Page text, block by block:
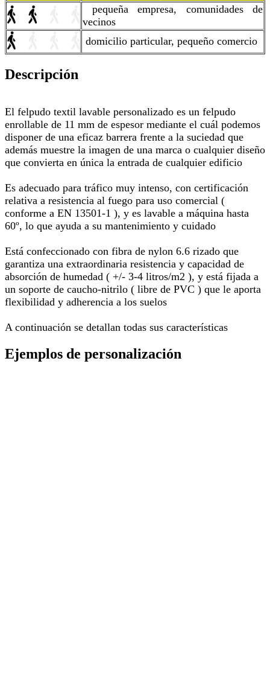
pequeña empresa, comunidades de
vecinos
domicilio particular, pequeño comercio
Descripción
El felpudo textil lavable personalizado es un felpudo
enrollable de 11 mm de espesor mediante el cuál podemos
disponer de una eficaz barrera frente a la suciedad que
además muestre la imagen de una marca o cualquier diseño
que convierta en única la entrada de cualquier edificio
Es adecuado para tráfico muy intenso, con certificación
relativa a resistencia al fuego para uso comercial (
conforme a EN 13501-1 ), y es lavable a máquina hasta
60º, lo que ayuda a su mantenimiento y cuidado
Está confeccionado con fibra de nylon 6.6 rizado que
garantiza una extraordinaria resistencia y capacidad de
absorción de humedad ( +/- 3-4 litros/m2 ), y está fijada a
un soporte de caucho-nitrilo ( libre de PVC ) que le aporta
flexibilidad y adherencia a los suelos
A continuación se detallan todas sus características
Ejemplos de personalización